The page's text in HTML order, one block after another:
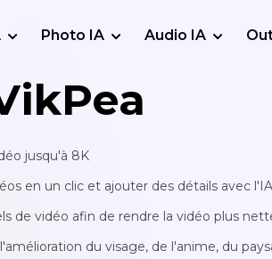
Photo IA Audio IA
jusqu'à 8K
en un clic et ajouter des détails avec l'IA
de vidéo afin de rendre la vidéo plus
du visage, de l'anime, du